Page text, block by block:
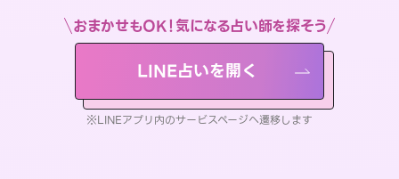
おまかせもOK！気になる占い師を探そう
LINE占いを開く
※LINEアプリ内のサービスページへ遷移します